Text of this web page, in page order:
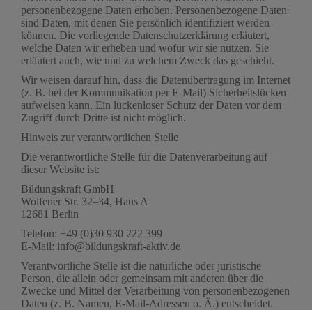
personenbezogene Daten erhoben. Personenbezogene Daten
sind Daten, mit denen Sie persönlich identifiziert werden
können. Die vorliegende Datenschutzerklärung erläutert,
welche Daten wir erheben und wofür wir sie nutzen. Sie
erläutert auch, wie und zu welchem Zweck das geschieht.
Wir weisen darauf hin, dass die Datenübertragung im Internet
(z. B. bei der Kommunikation per E-Mail) Sicherheitslücken
aufweisen kann. Ein lückenloser Schutz der Daten vor dem
Zugriff durch Dritte ist nicht möglich.
Hinweis zur verantwortlichen Stelle
Die verantwortliche Stelle für die Datenverarbeitung auf
dieser Website ist:
Bildungskraft GmbH
Wolfener Str. 32–34, Haus A
12681 Berlin
Telefon: +49 (0)30 930 222 399
E-Mail: info@bildungskraft-aktiv.de
Verantwortliche Stelle ist die natürliche oder juristische
Person, die allein oder gemeinsam mit anderen über die
Zwecke und Mittel der Verarbeitung von personenbezogenen
Daten (z. B. Namen, E-Mail-Adressen o. Ä.) entscheidet.